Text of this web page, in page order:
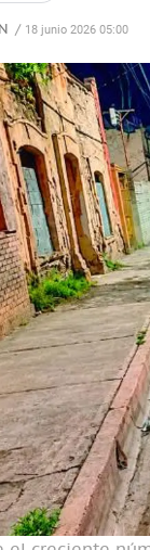
/ 18 junio 2026 05:00